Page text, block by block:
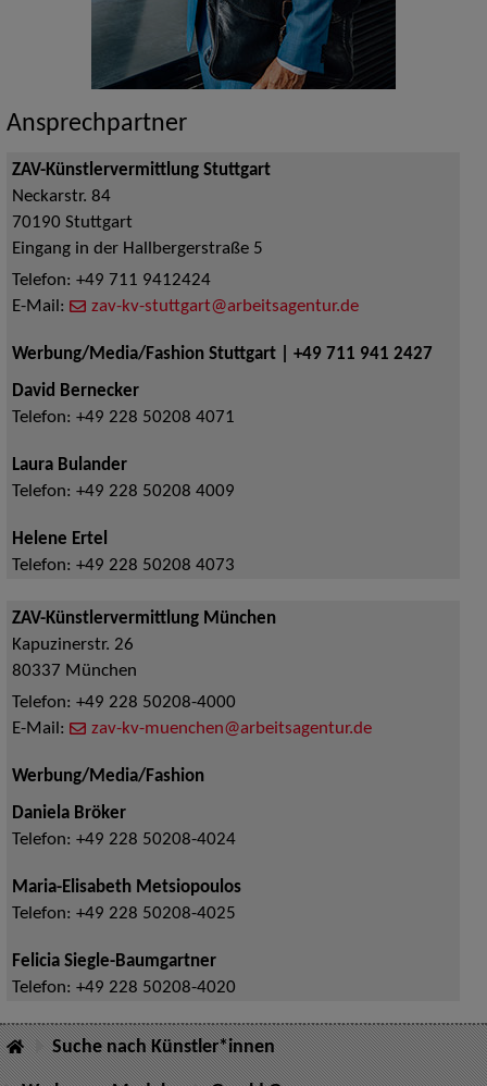
Ansprechpartner
ZAV-Künstlervermittlung Stuttgart
Neckarstr. 84
70190 Stuttgart
Eingang in der Hallbergerstraße 5
Telefon: +49 711 9412424
E-Mail:
zav-kv-stuttgart@arbeitsagentur.de
Werbung/Media/Fashion Stuttgart | +49 711 941 2427
David Bernecker
Telefon: +49 228 50208 4071
Laura Bulander
Telefon: +49 228 50208 4009
Helene Ertel
Telefon: +49 228 50208 4073
ZAV-Künstlervermittlung München
Kapuzinerstr. 26
80337 München
Telefon: +49 228 50208-4000
E-Mail:
zav-kv-muenchen@arbeitsagentur.de
Werbung/Media/Fashion
Daniela Bröker
Telefon: +49 228 50208-4024
Maria-Elisabeth Metsiopoulos
Telefon: +49 228 50208-4025
Felicia Siegle-Baumgartner
Telefon: +49 228 50208-4020
Suche nach Künstler*innen